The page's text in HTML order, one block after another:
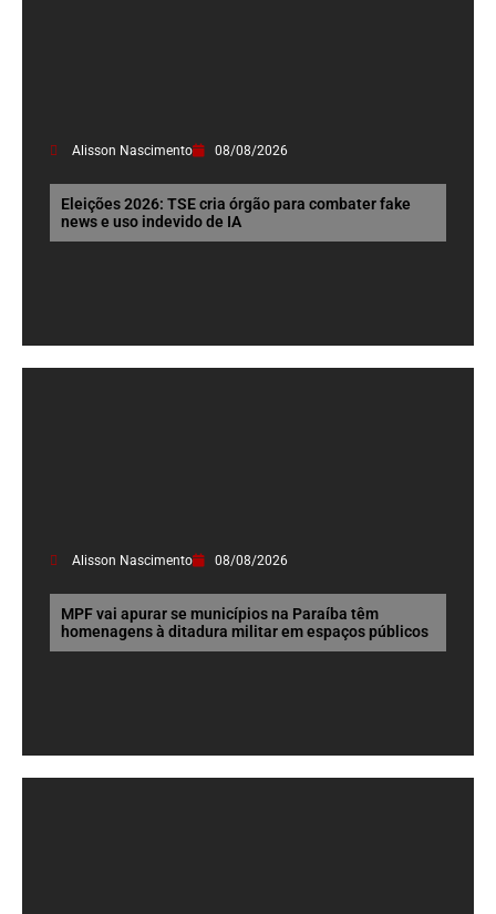
Alisson Nascimento 08/08/2026
Eleições 2026: TSE cria órgão para combater fake
news e uso indevido de IA
Alisson Nascimento 08/08/2026
MPF vai apurar se municípios na Paraíba têm
homenagens à ditadura militar em espaços públicos